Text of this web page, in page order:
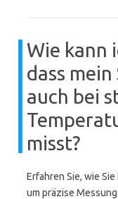
Wie kann
dass
auch bei
misst?
Erfahren Sie, wie
um präzise